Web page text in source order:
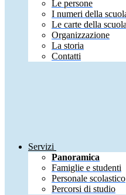
Le persone
I numeri della
Le carte della scuola
Organizzazione
La storia
Contatti
Servizi
Panoramica
Famiglie e studenti
Personale scolastico
Percorsi di studio